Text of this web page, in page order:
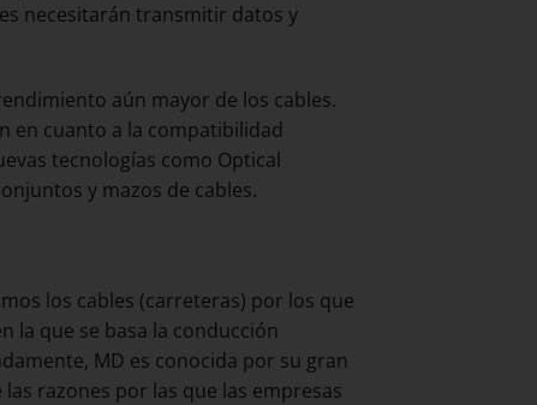
necesitarán transmitir datos y
aún mayor de los cables.
en cuanto a la compatibilidad
tecnologías como Optical
y mazos de cables.
los cables (carreteras) por los que
la que se basa la conducción
MD es conocida por su gran
razones por las que las empresas